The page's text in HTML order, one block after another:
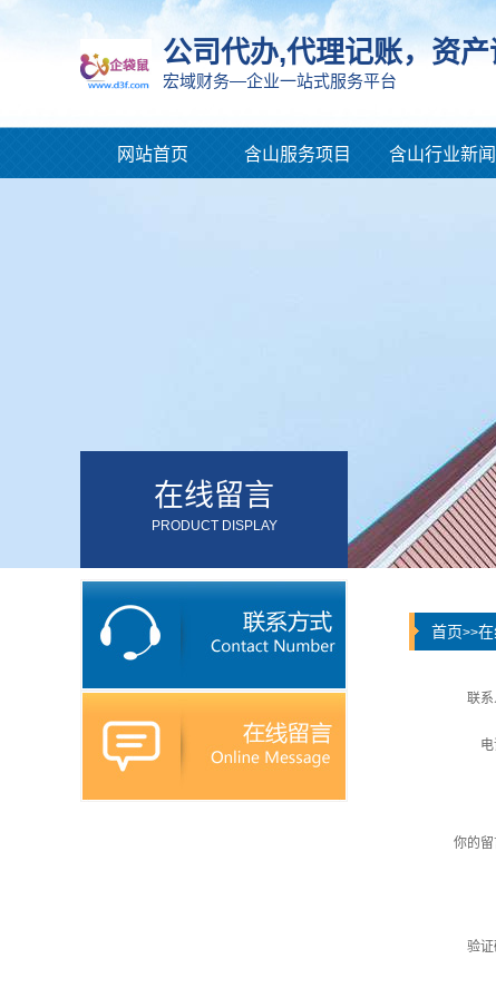
公司代办,代理记账，资
宏域财务—企业一站式服务平台
网站首页 含山服务项目 含山行业新闻
在线留言
PRODUCT DISPLAY
首页>>
联系
电
你的留
验证